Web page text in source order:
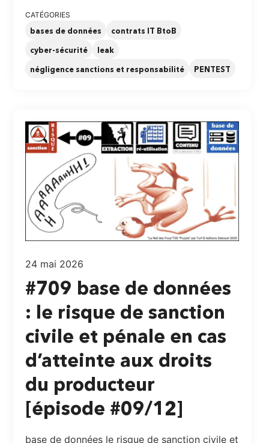
CATÉGORIES
bases de données
contrats IT BtoB
cyber-sécurité leak
négligence sanctions et responsabilité PENTEST
24 mai 2026
#709 base de données
: le risque de sanction
civile et pénale en cas
d’atteinte aux droits
du producteur
[épisode #09/12]
base de données le risque de sanction civile et